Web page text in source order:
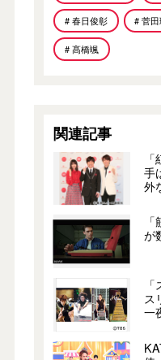
# 春日俊彰 # 菅
# 髙橋颯
関連記事
手
外
が
ス
一